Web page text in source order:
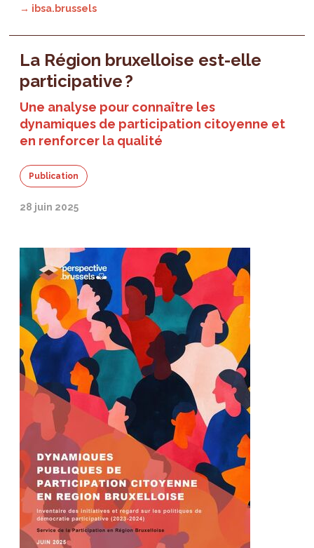
→ ibsa.brussels
La Région bruxelloise est-elle
participative ?
Une analyse pour connaître les
dynamiques de participation citoyenne et
en renforcer la qualité
Publication
28 juin 2025